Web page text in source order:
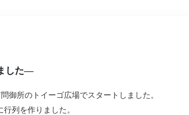
した―
御所のトイーゴ広場でスタートしました。
列を作りました。